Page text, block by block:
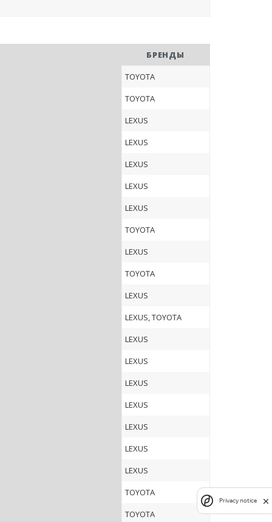
БРЕНДЫ
TOYOTA
TOYOTA
LEXUS
LEXUS
LEXUS
LEXUS
LEXUS
TOYOTA
LEXUS
TOYOTA
LEXUS
LEXUS, TOYOTA
LEXUS
LEXUS
LEXUS
LEXUS
LEXUS
LEXUS
LEXUS
TOYOTA
TOYOTA
Privacy notice